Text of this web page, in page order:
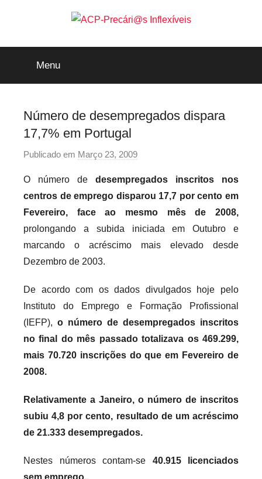
ACP-
Precári@s
Inflexíveis
Menu
Número de desempregados dispara
17,7% em Portugal
Publicado em Março 23, 2009
r
p
r
e
c
i
o
s
i
n
e
x
i
e
O número de desempregados inscritos nos
centros de emprego disparou 17,7 por cento em
Fevereiro, face ao mesmo mês de 2008,
prolongando a subida iniciada em Outubro e
marcando o acréscimo mais elevado desde
Dezembro de 2003.
De acordo com os dados divulgados hoje pelo
Instituto do Emprego e Formação Profissional
(IEFP), o número de desempregados inscritos
no final do mês passado totalizava os 469.299,
mais 70.720 inscrições do que em Fevereiro de
2008.
Relativamente a Janeiro, o número de inscritos
subiu 4,8 por cento, resultado de um acréscimo
de 21.333 desempregados.
Nestes números contam-se 40.915 licenciados
sem emprego.